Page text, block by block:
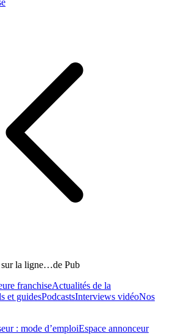
sur la ligne…de Pub
franchiseActualités de la
et guidesPodcastsInterviews vidéoNos
: mode d’emploiEspace annonceur